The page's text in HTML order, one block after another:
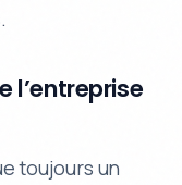
l’entreprise
toujours un